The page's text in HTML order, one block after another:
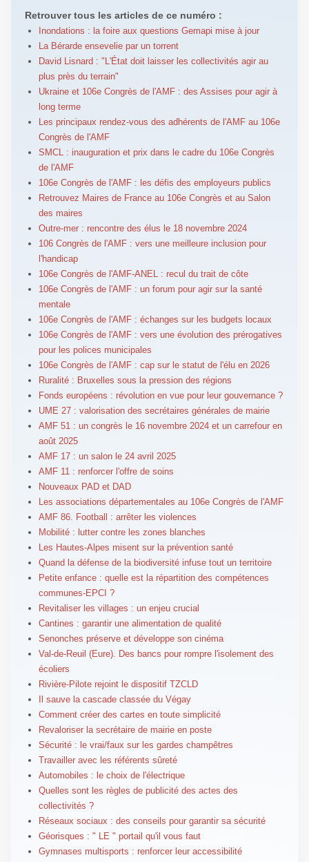
Retrouver tous les articles de ce numéro :
Inondations : la foire aux questions Gemapi mise à jour
La Bérarde ensevelie par un torrent
David Lisnard : "L'État doit laisser les collectivités agir au
plus près du terrain"
Ukraine et 106e Congrès de l'AMF : des Assises pour agir à
long terme
Les principaux rendez-vous des adhérents de l'AMF au 106e
Congrès de l'AMF
SMCL : inauguration et prix dans le cadre du 106e Congrès
de l'AMF
106e Congrès de l'AMF : les défis des employeurs publics
Retrouvez Maires de France au 106e Congrès et au Salon
des maires
Outre-mer : rencontre des élus le 18 novembre 2024
106 Congrès de l'AMF : vers une meilleure inclusion pour
l'handicap
106e Congrès de l'AMF-ANEL : recul du trait de côte
106e Congrès de l'AMF : un forum pour agir sur la santé
mentale
106e Congrès de l'AMF : échanges sur les budgets locaux
106e Congrès de l'AMF : vers une évolution des prérogatives
pour les polices municipales
106e Congrès de l'AMF : cap sur le statut de l'élu en 2026
Ruralité : Bruxelles sous la pression des régions
Fonds européens : révolution en vue pour leur gouvernance ?
UME 27 : valorisation des secrétaires générales de mairie
AMF 51 : un congrès le 16 novembre 2024 et un carrefour en
août 2025
AMF 17 : un salon le 24 avril 2025
AMF 11 : renforcer l'offre de soins
Nouveaux PAD et DAD
Les associations départementales au 106e Congrès de l'AMF
AMF 86. Football : arrêter les violences
Mobilité : lutter contre les zones blanches
Les Hautes-Alpes misent sur la prévention santé
Quand la défense de la biodiversité infuse tout un territoire
Petite enfance : quelle est la répartition des compétences
communes-EPCI ?
Revitaliser les villages : un enjeu crucial
Cantines : garantir une alimentation de qualité
Senonches préserve et développe son cinéma
Val-de-Reuil (Eure). Des bancs pour rompre l'isolement des
écoliers
Rivière-Pilote rejoint le dispositif TZCLD
Il sauve la cascade classée du Végay
Comment créer des cartes en toute simplicité
Revaloriser la secrétaire de mairie en poste
Sécurité : le vrai/faux sur les gardes champêtres
Travailler avec les référents sûreté
Automobiles : le choix de l'électrique
Quelles sont les règles de publicité des actes des
collectivités ?
Réseaux sociaux : des conseils pour garantir sa sécurité
Géorisques : " LE " portail qu'il vous faut
Gymnases multisports : renforcer leur accessibilité